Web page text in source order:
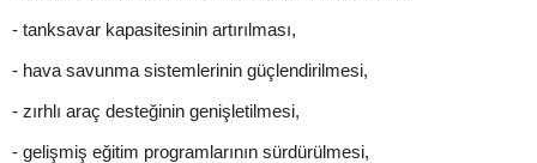
- tanksavar kapasitesinin artırılması,
- hava savunma sistemlerinin güçlendirilmesi,
- zırhlı araç desteğinin genişletilmesi,
- gelişmiş eğitim programlarının sürdürülmesi,